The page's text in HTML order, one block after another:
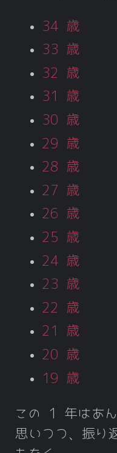
34 歳
33 歳
32 歳
31 歳
30 歳
29 歳
28 歳
27 歳
26 歳
25 歳
24 歳
23 歳
22 歳
21 歳
20 歳
19 歳
この 1 年はあ
思いつつ、振り